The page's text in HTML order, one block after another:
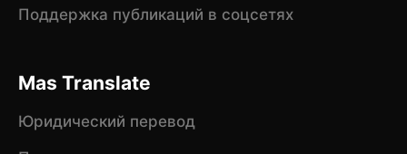
Поддержка публикаций в соцсетях
Mas Translate
Юридический перевод